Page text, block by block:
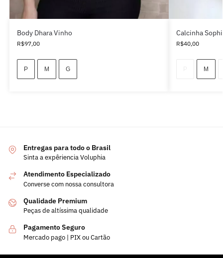
Body Dhara Vinho
R$97,00
P M G
Calcinha
R$40,00
M
Entregas para todo o Brasil
Sinta a expêriencia Voluphia
Atendimento Especializado
Converse com nossa consultora
Qualidade Premium
Peças de altíssima qualidade
Pagamento Seguro
Mercado pago | PIX ou Cartão